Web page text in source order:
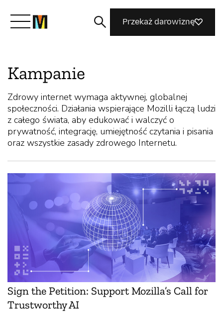
Co robimy
Dołącz do nas
Magazyn
Przekaż darowiznę
Kampanie
Zdrowy internet wymaga aktywnej, globalnej
społeczności. Działania wspierające Mozilli łączą ludzi
z całego świata, aby edukować i walczyć o
prywatność, integrację, umiejętność czytania i pisania
oraz wszystkie zasady zdrowego Internetu.
Sign the Petition: Support Mozilla’s Call for
Trustworthy AI